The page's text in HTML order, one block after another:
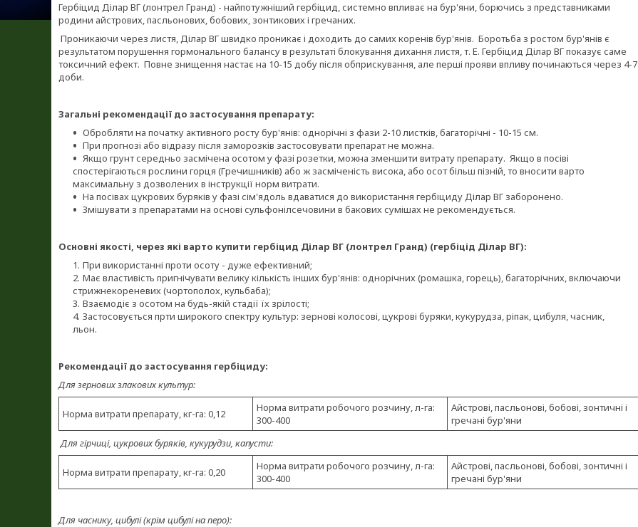
Гербіцид Ділар ВГ (лонтрел Гранд) - найпотужніший гербіцид, системно впливає на бур'яни, борючись з представниками
родини айстрових, пасльонових, бобових, зонтикових і гречаних.
Проникаючи через листя, Ділар ВГ швидко проникає і доходить до самих коренів бур'янів. Боротьба з ростом бур'янів є
результатом порушення гормонального балансу в результаті блокування дихання листя, т. Е. Гербіцид Ділар ВГ показує саме
токсичний ефект. Повне знищення настає на 10-15 добу після обприскування, але перші прояви впливу починаються через 4-7
доби.
Загальні рекомендації до застосування препарату:
Обробляти на початку активного росту бур'янів: однорічні з фази 2-10 листків, багаторічні - 10-15 см.
При прогнозі або відразу після заморозків застосовувати препарат не можна.
Якщо грунт середньо засмічена осотом у фазі розетки, можна зменшити витрату препарату. Якщо в посіві
спостерігаються рослини горця (Гречишників) або ж засміченість висока, або осот більш пізній, то вносити варто
максимальну з дозволених в інструкції норм витрати.
На посівах цукрових буряків у фазі сім'ядоль вдаватися до використання гербіциду Ділар ВГ заборонено.
Змішувати з препаратами на основі сульфонілсечовини в бакових сумішах не рекомендується.
Основні якості, через які варто купити гербіцид Ділар ВГ (лонтрел Гранд) (гербіцід Ділар ВГ):
При використанні проти осоту - дуже ефективний;
Має властивість пригнічувати велику кількість інших бур'янів: однорічних (ромашка, горець), багаторічних, включаючи
стрижнекореневих (чортополох, кульбаба);
Взаємодіє з осотом на будь-якій стадії їх зрілості;
Застосовується прти широкого спектру культур: зернові колосові, цукрові буряки, кукурудза, ріпак, цибуля, часник,
льон.
Рекомендації до застосування гербіциду:
Для зернових злакових культур:
Норма витрати препарату, кг-га: 0,12
Норма витрати робочого розчину, л-га:
300-400
Айстрові, пасльонові, бобові, зонтичні і
гречані бур'яни
Для гірчиці, цукрових буряків, кукурудзи, капусти:
Норма витрати препарату, кг-га: 0,20
Норма витрати робочого розчину, л-га:
300-400
Айстрові, пасльонові, бобові, зонтичні і
гречані бур'яни
Для часнику, цибулі (крім цибулі на перо):